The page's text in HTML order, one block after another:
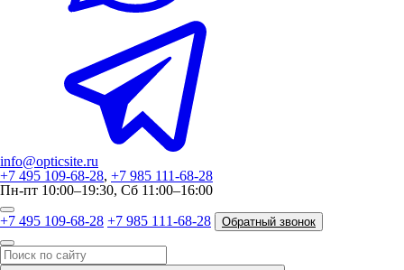
info@opticsite.ru
+7 495 109-68-28, +7 985 111-68-28
Пн-пт 10:00–19:30, Сб 11:00–16:00
+7 495 109-68-28 +7 985 111-68-28 Обратный звонок